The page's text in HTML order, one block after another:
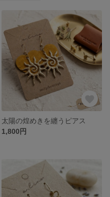
太陽の煌めきを纏うピアス
1,800円